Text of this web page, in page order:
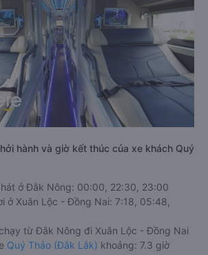
hành và giờ kết thúc của xe khách Quý
ở Đắk Nông: 00:00, 22:30, 23:00
ở Xuân Lộc - Đồng Nai: 7:18, 05:48,
từ Đắk Nông đi Xuân Lộc - Đồng Nai
Quý Thảo (Đắk Lắk) khoảng: 7.3 giờ